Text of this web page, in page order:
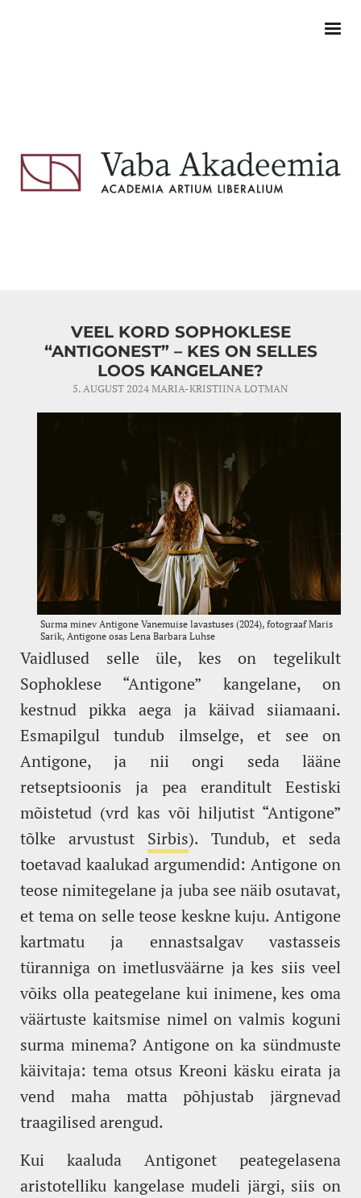
VEEL KORD SOPHOKLESE
“ANTIGONEST” – KES ON SELLES
LOOS KANGELANE?
5. AUGUST 2024MARIA-KRISTIINA LOTMAN
Vaidlused selle üle, kes on tegelikult
Sophoklese “Antigone” kangelane, on
kestnud pikka aega ja käivad siiamaani.
Esmapilgul tundub ilmselge, et see on
Antigone, ja nii ongi seda lääne
retseptsioonis ja pea eranditult Eestiski
mõistetud (vrd kas või hiljutist “Antigone”
tõlke arvustust Sirbis). Tundub, et seda
toetavad kaalukad argumendid: Antigone on
teose nimitegelane ja juba see näib osutavat,
et tema on selle teose keskne kuju. Antigone
kartmatu ja ennastsalgav vastasseis
türanniga on imetlusväärne ja kes siis veel
võiks olla peategelane kui inimene, kes oma
väärtuste kaitsmise nimel on valmis koguni
surma minema? Antigone on ka sündmuste
käivitaja: tema otsus Kreoni käsku eirata ja
vend maha matta põhjustab järgnevad
traagilised arengud.
Kui kaaluda Antigonet peategelasena
aristotelliku kangelase mudeli järgi, siis on